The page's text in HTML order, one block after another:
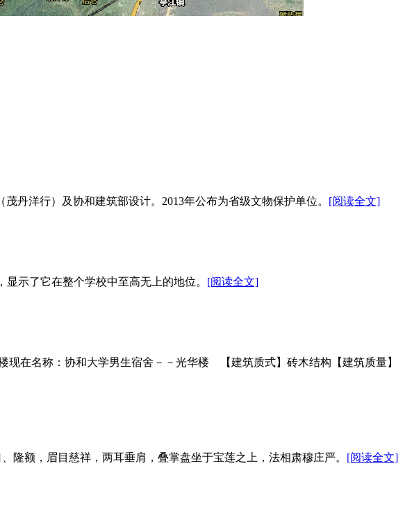
丹洋行）及协和建筑部设计。2013年公布为省级文物保护单位。 [阅读全文]
示了它在整个学校中至高无上的地位。 [阅读全文]
在名称：协和大学男生宿舍－－光华楼 【建筑质式】砖木结构【建筑质量】
隆额，眉目慈祥，两耳垂肩，叠掌盘坐于宝莲之上，法相肃穆庄严。 [阅读全文]